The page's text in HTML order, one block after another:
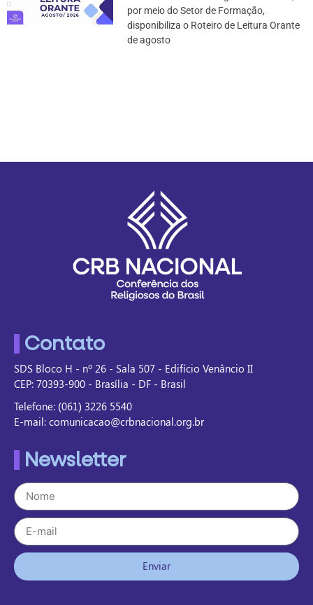
por meio do Setor de Formação,
disponibiliza o Roteiro de Leitura Orante
de agosto
Contato
SDS Bloco H - nº 26 - Sala 507 - Edifício Venâncio II
CEP: 70393-900 - Brasília - DF - Brasil
Telefone: (061) 3226 5540
E-mail: comunicacao@crbnacional.org.br
Newsletter
Enviar